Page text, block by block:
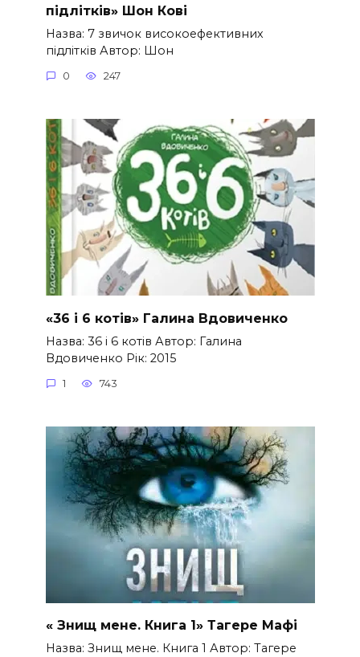
підлітків» Шон Кові
Назва: 7 звичок високоефективних
підлітків Автор: Шон
0 247
«36 і 6 котів» Галина Вдовиченко
Назва: 36 і 6 котів Автор: Галина
Вдовиченко Рік: 2015
1 743
« Знищ мене. Книга 1» Тагере Мафі
Назва: Знищ мене. Книга 1 Автор: Тагере